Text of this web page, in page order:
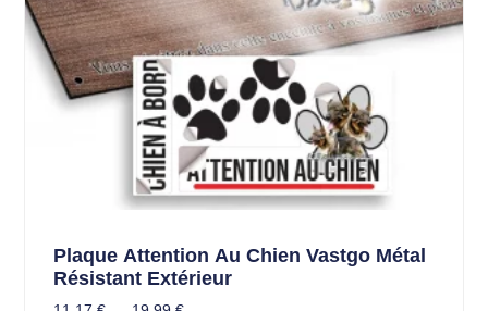
Plaque Attention Au Chien Vastgo Métal
Résistant Extérieur